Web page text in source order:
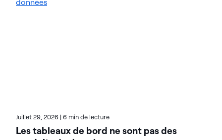
marketing des solutions d’analyse, de sécurité et de
Juillet 29, 2026 | 6 min de lecture
Les tableaux de bord ne sont pas des